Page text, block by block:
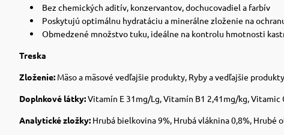
Bez chemických aditív, konzervantov, dochucovadiel a farbív
Poskytujú optimálnu hydratáciu a minerálne zloženie na
Obmedzené množstvo tuku, ideálne na kontrolu hmotnosti
Treska
Zloženie: Mäso a mäsové vedľajšie produkty, Ryby a vedľajšie
Doplnkové látky:Vitamín E 31mg/Lg, Vitamín B1 2,41mg/kg,
Analytické zložky: Hrubá bielkovina 9%, Hrubá vláknina 0,8%,